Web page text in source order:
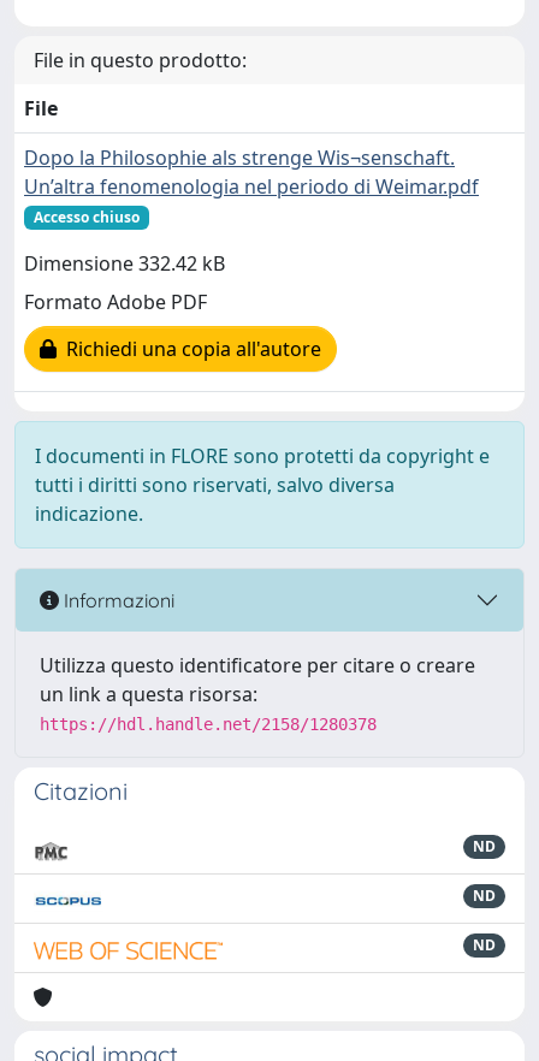
File in questo prodotto:
File
Dopo la Philosophie als strenge Wis¬senschaft.
Un’altra fenomenologia nel periodo di Weimar.pdf
Accesso chiuso
Dimensione 332.42 kB
Formato Adobe PDF
Richiedi una copia all'autore
I documenti in FLORE sono protetti da copyright e
tutti i diritti sono riservati, salvo diversa
indicazione.
Informazioni
Utilizza questo identificatore per citare o creare
un link a questa risorsa:
https://hdl.handle.net/2158/1280378
Citazioni
ND
ND
ND
social impact